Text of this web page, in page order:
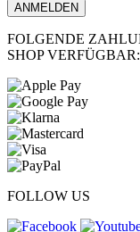
ANMELDEN
FOLGENDE
SHOP VERFÜGBAR:
FOLLOW US